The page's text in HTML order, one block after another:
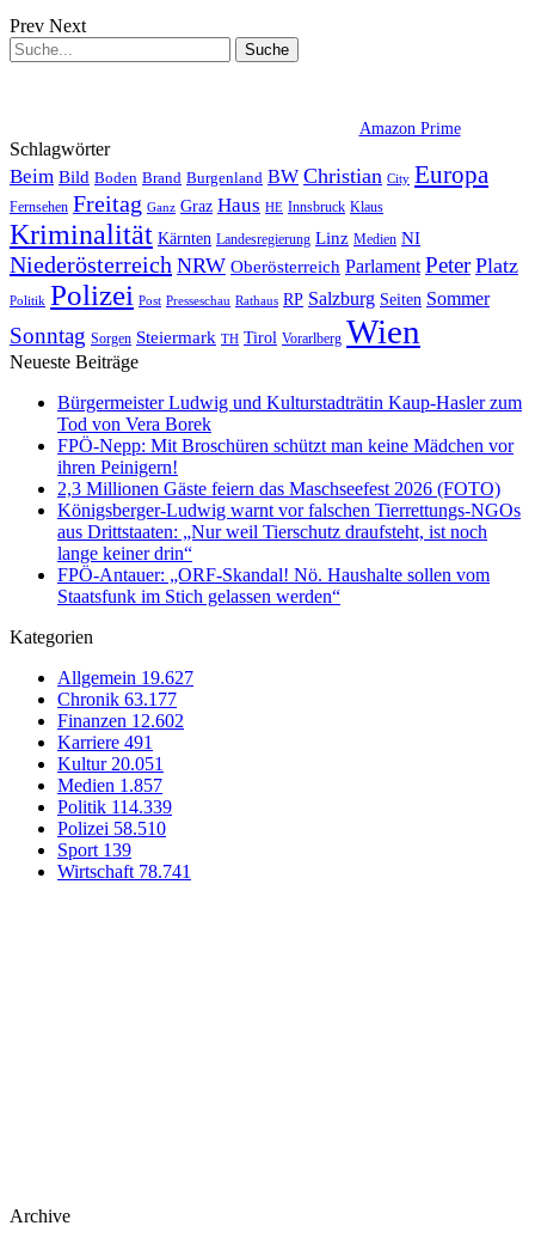
Prev Next
Amazon Prime
Schlagwörter
Beim Bild Boden Brand Burgenland BW Christian City Europa
Fernsehen Freitag Ganz Graz Haus HE Innsbruck Klaus
Kriminalität Kärnten Landesregierung Linz Medien NI
Niederösterreich NRW Oberösterreich Parlament Peter Platz
Politik Polizei Post Presseschau Rathaus RP Salzburg Seiten Sommer
Sonntag Sorgen Steiermark TH Tirol Vorarlberg Wien
Neueste Beiträge
Bürgermeister Ludwig und Kulturstadträtin Kaup-Hasler zum
Tod von Vera Borek
FPÖ-Nepp: Mit Broschüren schützt man keine Mädchen vor
ihren Peinigern!
2,3 Millionen Gäste feiern das Maschseefest 2026 (FOTO)
Königsberger-Ludwig warnt vor falschen Tierrettungs-NGOs
aus Drittstaaten: „Nur weil Tierschutz draufsteht, ist noch
lange keiner drin“
FPÖ-Antauer: „ORF-Skandal! Nö. Haushalte sollen vom
Staatsfunk im Stich gelassen werden“
Kategorien
Allgemein 19.627
Chronik 63.177
Finanzen 12.602
Karriere 491
Kultur 20.051
Medien 1.857
Politik 114.339
Polizei 58.510
Sport 139
Wirtschaft 78.741
Archive